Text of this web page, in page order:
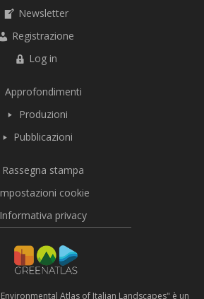
Newsletter
Registrazione
Log in
Approfondimenti
Produzioni
Pubblicazioni
Rassegna stampa
cookie
Informativa privacy
Atlas of Italian Landscapes" è un